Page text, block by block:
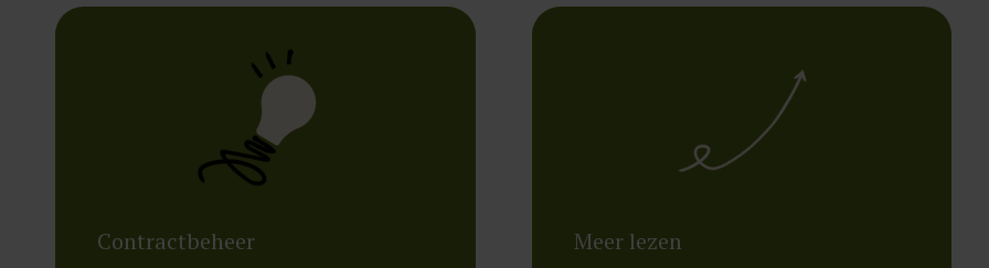
Contractbeheer Meer lezen